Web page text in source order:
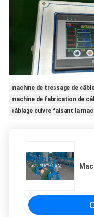
machine de tressage de câble
machine de fabrication de
câblage cuivre faisant la